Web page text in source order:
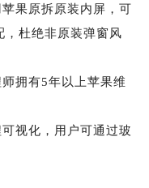
果原拆原装内屏，可
，杜绝非原装弹窗风
拥有5年以上苹果维
视化，用户可通过玻